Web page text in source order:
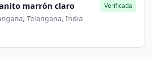
marrón claro Verificada
Telangana, India